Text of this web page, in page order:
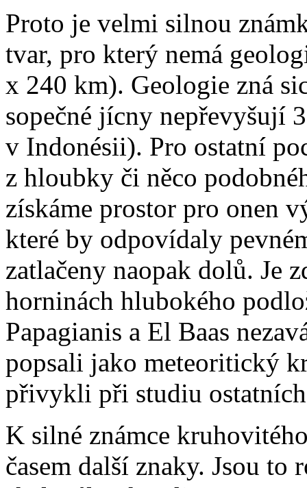
Proto je velmi silnou
tvar, pro který nemá
x 240 km). Geologie zná
sopečné jícny nepřevyšují
v Indonésii). Pro ostatní
z hloubky či něco
získáme prostor pro onen
které by odpovídaly
zatlačeny naopak dolů. Je
horninách hlubokého
Papagianis a El Baas
popsali jako meteoritický
přivykli při studiu
K silné známce
časem další znaky. Jsou